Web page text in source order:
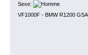
Sexe:
VF1000F - BMW R1200 GSA